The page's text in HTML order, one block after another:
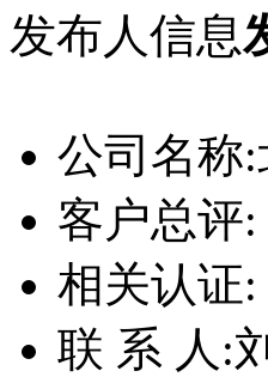
发布人信息
公司名称:
客户总评:
相关认证:
联 系 人: